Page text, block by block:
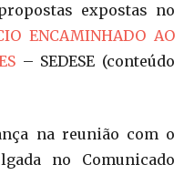
expostas no
ENCAMINHADO AO
– SEDESE (conteúdo
na reunião com o
no Comunicado